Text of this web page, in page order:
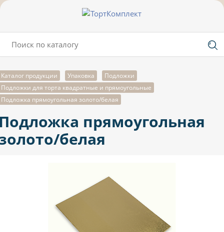
Каталог продукции Упаковка
Подложки
Подложки для торта квадратные и прямоугольные
Подложка прямоугольная золото/белая
прямоугольная
белая